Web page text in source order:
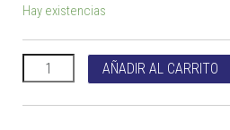
Hay existencias
TINTA ALMOHADILLA VIOLETA
AÑADIR AL CARRITO